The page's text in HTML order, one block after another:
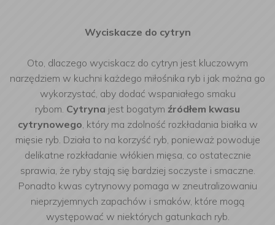
Wyciskacze do cytryn
Oto, dlaczego wyciskacz do cytryn jest kluczowym
narzędziem w kuchni każdego miłośnika ryb i jak można go
wykorzystać, aby dodać wspaniałego smaku
rybom. Cytryna jest bogatym źródłem kwasu
cytrynowego, który ma zdolność rozkładania białka w
mięsie ryb. Działa to na korzyść ryb, ponieważ powoduje
delikatne rozkładanie włókien mięsa, co ostatecznie
sprawia, że ryby stają się bardziej soczyste i smaczne.
Ponadto kwas cytrynowy pomaga w zneutralizowaniu
nieprzyjemnych zapachów i smaków, które mogą
występować w niektórych gatunkach ryb.